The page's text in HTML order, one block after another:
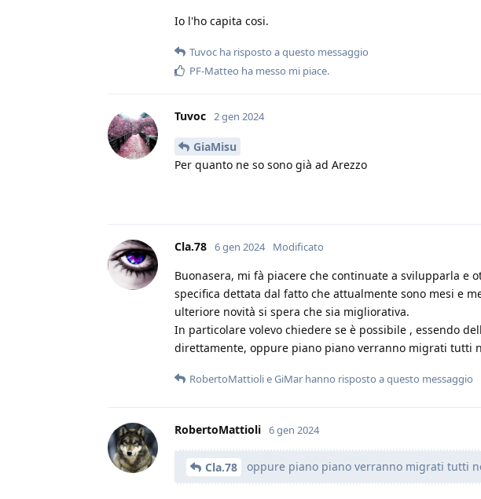
Io l'ho capita cosi.
Tuvoc ha risposto a questo messaggio
PF-Matteo ha messo mi piace.
Tuvoc 2 gen 2024
GiaMisu
Per quanto ne so sono già ad Arezzo
Cla.78 6 gen 2024 Modificato
Buonasera, mi fà piacere che continuate a svilupparla e
specifica dettata dal fatto che attualmente sono mesi e
ulteriore novità si spera che sia migliorativa.
In particolare volevo chiedere se è possibile , essendo
direttamente, oppure piano piano verranno migrati tutti
RobertoMattiolieGiMar hanno risposto a questo messaggio
RobertoMattioli 6 gen 2024
Cla.78 oppure piano piano verranno migrati tutti